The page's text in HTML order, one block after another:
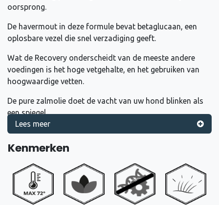
oorsprong.
De havermout in deze formule bevat betaglucaan, een
oplosbare vezel die snel verzadiging geeft.
Wat de Recovery onderscheidt van de meeste andere
voedingen is het hoge vetgehalte, en het gebruiken van
hoogwaardige vetten.
De pure zalmolie doet de vacht van uw hond blinken als
een spiegel.
Lees meer
Kenmerken